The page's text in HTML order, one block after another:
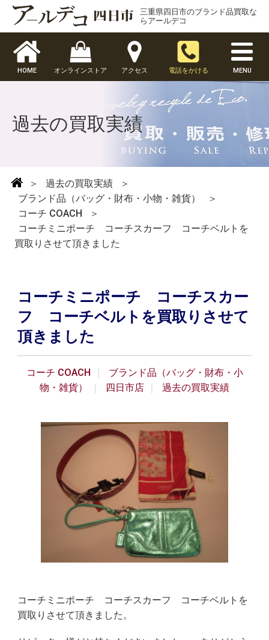
三重県四日市のブランド品買取な
らアールデコ
HOME オンラインストア アクセス 電話をかける MENU
過去の買取実績
＞ 過去の買取実績
＞
ブランド品（バッグ・財布・小物・雑貨）
＞
コーチ COACH
＞
コーチミニポーチ コーチスカーフ コーチベルトを
買取りさせて頂きました
コーチミニポーチ コーチスカー
フ コーチベルトを買取りさせて
頂きました
コーチ COACH
ブランド品（バッグ・財布・小
物・雑貨）
四日市店 過去の買取実績
コーチミニポーチ コーチスカーフ コーチベルトを
買取りさせて頂きました。